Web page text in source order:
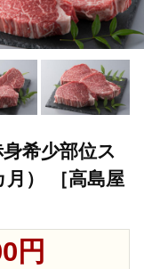
希少部位ス
） ［高島屋
円